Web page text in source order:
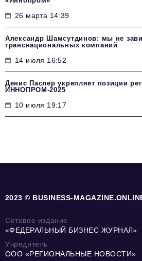
26 марта 14:39
Александр Шамсутдинов: мы не
транснациональных компаний
14 июля 16:52
Денис Паслер укрепляет позиции
ИННОПРОМ-2025
10 июля 19:17
2023 © BUSINESS-
Сетевое издание
«ФЕДЕРАЛЬНЫЙ БИЗНЕС ЖУРНАЛ»
Учредитель
ООО «РЕГИОНАЛЬНЫЕ НОВОСТИ»